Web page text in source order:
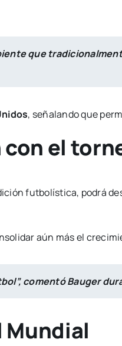
que
, señalando que
con el
futbolística, podrá
aún más el
comentó Bauger
Mundial